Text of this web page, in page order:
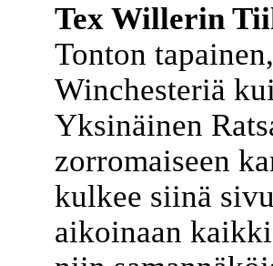
Tex Willerin
Tonton
Winchesteriä
Yksinäinen
zorromaiseen
kulkee siinä
aikoinaan